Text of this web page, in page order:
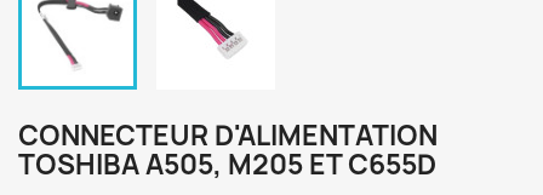
CONNECTEUR D'ALIMENTATION
TOSHIBA A505, M205 ET C655D